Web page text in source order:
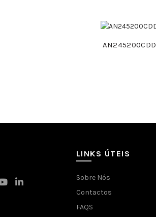
AN245200CDD
LINKS ÚTEIS
Sobre Nós
Contactos
FAQS